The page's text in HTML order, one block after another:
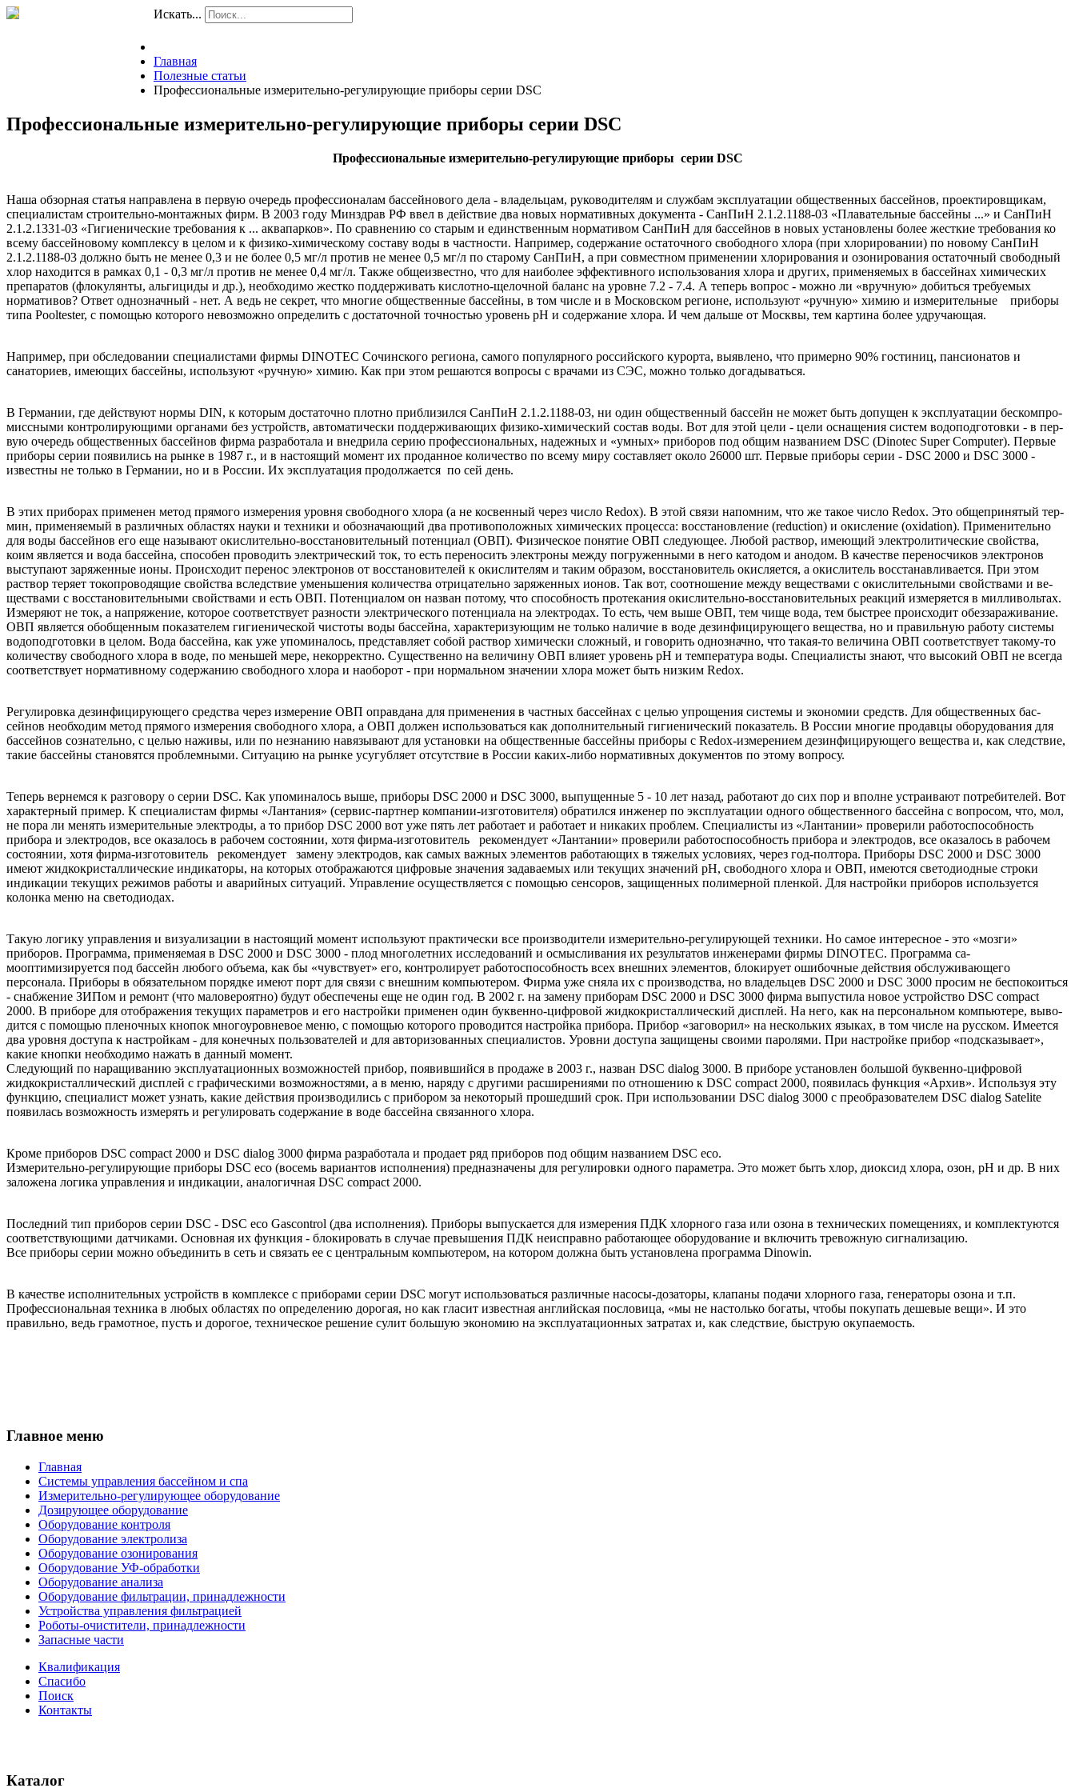
Искать...
Главная
Полезные статьи
Профессиональные измерительно-регулирующие приборы серии DSC
Профессиональные измерительно-регулирующие приборы серии DSC
Профессиональные измерительно-регулирующие приборы серии DSC
Наша обзорная статья направ­лена в первую очередь професси­оналам бассейнового дела - вла­дельцам, руководителям и служ­бам эксплуатации общественных бассейнов, проектировщикам,
специалистам строительно-мон­тажных фирм. В 2003 году Минздрав РФ ввел в действие два новых нормативных докумен­та - СанПиН 2.1.2.1188-03 «Плава­тельные бассейны ...» и СанПиН
2.1.2.1331-03 «Гигиенические тре­бования к ... аквапарков». По срав­нению со старым и единствен­ным нормативом СанПиН для бассейнов в новых установлены более жесткие требования ко
все­му бассейновому комплексу в це­лом и к физико-химическому составу воды в частности. Например, содержа­ние остаточного свободного хло­ра (при хлорировании) по ново­му СанПиН
2.1.2.1188-03 должно быть не менее 0,3 и не более 0,5 мг/л против не менее 0,5 мг/л по старому СанПиН, а при совмест­ном применении хлорирования и озонирования остаточный сво­бодный
хлор находится в рамках 0,1 - 0,3 мг/л против не менее 0,4 мг/л. Также общеизвестно, что для наиболее эффективного исполь­зования хлора и других, применя­емых в бассейнах химических
препаратов (флокулянты, альгициды и др.), необходимо жестко поддерживать кислотно-щелоч­ной баланс на уровне 7.2 - 7.4. А теперь вопрос - можно ли «вруч­ную» добиться требуемых
норма­тивов? Ответ однозначный - нет. А ведь не секрет, что многие об­щественные бассейны, в том чис­ле и в Московском регионе, ис­пользуют «ручную» химию и из­мерительные приборы
типа Pooltester, с помощью которого невозможно определить с доста­точной точностью уровень рН и содержание хлора. И чем дальше от Москвы, тем картина более уд­ручающая.
Например, при обследовании специалистами фирмы DINOTEC Сочинского региона, самого по­пулярного российского курорта, выявлено, что примерно 90% гос­тиниц, пансионатов и
санатори­ев, имеющих бассейны, использу­ют «ручную» химию. Как при этом решаются вопросы с врачами из СЭС, можно только догадываться.
В Германии, где действуют нормы DIN, к которым достаточ­но плотно приблизился СанПиН 2.1.2.1188-03, ни один обществен­ный бассейн не может быть допу­щен к эксплуатации бескомпро­
миссными контролирующими органами без устройств, автома­тически поддерживающих физи­ко-химический состав воды. Вот для этой цели - цели оснащения систем водоподготовки - в пер­
вую очередь общественных бас­сейнов фирма разработала и вне­дрила серию профессиональных, надежных и «умных» приборов под общим названием DSC (Dinotec Super Computer). Первые
приборы серии появились на рынке в 1987 г., и в настоящий мо­мент их проданное количество по всему миру составляет около 26000 шт. Первые приборы серии - DSC 2000 и DSC 3000 -
известны не только в Германии, но и в Рос­сии. Их эксплуатация продолжа­ется по сей день.
В этих приборах применен ме­тод прямого измерения уровня свободного хлора (а не косвен­ный через число Redox). В этой связи напомним, что же такое чис­ло Redox. Это общепринятый тер­
мин, применяемый в различных областях науки и техники и обоз­начающий два противоположных химических процесса: восстанов­ление (reduction) и окисление (oxidation). Применительно
для воды бассейнов его еще называют окислительно-восстановитель­ный потенциал (ОВП). Физичес­кое понятие ОВП следующее. Лю­бой раствор, имеющий электро­литические свойства,
коим явля­ется и вода бассейна, способен проводить электрический ток, то есть переносить электроны между погруженными в него катодом и анодом. В качестве переносчиков электронов
выступают заряжен­ные ионы. Происходит перенос электронов от восстановителей к окислителям и таким образом, восстановитель окисляется, а окислитель восстанавливается. При этом
раствор теряет токопроводящие свойства вследствие уменьшения количества отрица­тельно заряженных ионов. Так вот, соотношение между веществами с окислительными свойствами и ве­
ществами с восстановительными свойствами и есть ОВП. Потенци­алом он назван потому, что спо­собность протекания окислитель­но-восстановительных реакций измеряется в милливольтах.
Изме­ряют не ток, а напряжение, кото­рое соответствует разности элек­трического потенциала на элек­тродах. То есть, чем выше ОВП, тем чище вода, тем быстрее про­исходит обеззараживание.
ОВП является обобщенным показате­лем гигиенической чистоты воды бассейна, характеризующим не только наличие в воде дезинфи­цирующего вещества, но и пра­вильную работу системы
водоподготовки в целом. Вода бассейна, как уже упоминалось, представля­ет собой раствор химически сложный, и говорить однозначно, что такая-то величина ОВП соот­ветствует такому-то
количеству свободного хлора в воде, по мень­шей мере, некорректно. Сущест­венно на величину ОВП влияет уровень рН и температура воды. Специалисты знают, что высокий ОВП не всегда
соответствует нор­мативному содержанию свобод­ного хлора и наоборот - при нор­мальном значении хлора может быть низким Redox.
Регулировка дезинфицирую­щего средства через измерение ОВП оправдана для применения в частных бассейнах с целью упро­щения системы и экономии средств. Для общественных бас­
сейнов необходим метод прямого измерения свободного хлора, а ОВП должен использоваться как дополнительный гигиенический показатель. В России многие про­давцы оборудования для
бассей­нов сознательно, с целью наживы, или по незнанию навязывают для установки на общественные бас­сейны приборы с Redox-измерением дезинфицирующего вещес­тва и, как следствие,
такие бассей­ны становятся проблемными. Си­туацию на рынке усугубляет от­сутствие в России каких-либо нормативных документов по это­му вопросу.
Теперь вернемся к разговору о серии DSC. Как упоминалось вы­ше, приборы DSC 2000 и DSC 3000, выпущенные 5 - 10 лет на­зад, работают до сих пор и вполне устраивают потребителей. Вот
ха­рактерный пример. К специалис­там фирмы «Лантания» (сервис-партнер компании-изготовителя) обратился инженер по эксплуата­ции одного общественного бас­сейна с вопросом, что, мол,
не по­ра ли менять измерительные электроды, а то прибор DSC 2000 вот уже пять лет работает и рабо­тает и никаких проблем. Специа­листы из «Лантании» проверили работоспособность
прибора и электродов, все оказалось в рабо­чем состоянии, хотя фирма-изго­товитель рекомендует «Лантании» проверили работоспособность прибора и электродов, все оказалось в рабо­чем
состоянии, хотя фирма-изго­товитель рекомендует замену электродов, как самых важных элементов работающих в тяже­лых условиях, через год-полтора. Приборы DSC 2000 и DSC 3000
имеют жидкокристаллические индикаторы, на которых отобра­жаются цифровые значения зада­ваемых или текущих значений рН, свободного хлора и ОВП, име­ются светодиодные строки
инди­кации текущих режимов работы и аварийных ситуаций. Управление осуществляется с помощью сен­соров, защищенных полимерной пленкой. Для настройки прибо­ров используется
колонка меню на светодиодах.
Такую логику управления и ви­зуализации в настоящий момент используют практически все про­изводители измерительно-регу­лирующей техники. Но самое ин­тересное - это «мозги»
приборов. Программа, применяемая в DSC 2000 и DSC 3000 - плод многолет­них исследований и осмыслива­ния их результатов инженерами фирмы DINOTEC. Программа са­
мооптимизируется под бассейн любого объема, как бы «чувствует» его, контролирует работоспособность всех внешних элементов, блокирует ошибочные действия обслужива­ющего
персонала. Приборы в обязательном порядке имеют порт для связи с внешним ком­пьютером. Фирма уже сняла их с производства, но владельцев DSC 2000 и DSC 3000 просим не беспо­коиться
- снабжение ЗИПом и ре­монт (что маловероятно) будут обеспечены еще не один год. В 2002 г. на замену приборам DSC 2000 и DSC 3000 фирма выпу­стила новое устройство DSC com­pact
2000. В приборе для отобра­жения текущих параметров и его настройки применен один бук­венно-цифровой жидкокристал­лический дисплей. На него, как на персональном компьютере, выво­
дится с помощью пленочных кно­пок многоуровневое меню, с по­мощью которого проводится на­стройка прибора. Прибор «заго­ворил» на нескольких языках, в том числе на русском. Имеется
два уровня доступа к настройкам - для конечных пользователей и для авторизованных специалис­тов. Уровни доступа защищены своими паролями. При настройке прибор «подсказывает»,
какие кнопки необходимо нажать в дан­ный момент.
Следующий по наращиванию эксплуатационных возможнос­тей прибор, появившийся в про­даже в 2003 г., назван DSC dialog 3000. В приборе установлен боль­шой буквенно-цифровой
жидкок­ристаллический дисплей с графи­ческими возможностями, а в ме­ню, наряду с другими расширени­ями по отношению к DSC compact 2000, появилась функция «Архив». Используя эту
функцию, специа­лист может узнать, какие действия производились с прибором за не­который прошедший срок. При использовании DSC dialog 3000 с преобразователем DSC dialog Satelite
появилась возможность измерять и регулировать содер­жание в воде бассейна связанного хлора.
Кроме приборов DSC compact 2000 и DSC dialog 3000 фирма раз­работала и продает ряд приборов под общим названием DSC eco.
Измерительно-регулирующие приборы DSC eco (восемь вариан­тов исполнения) предназначены для регулировки одного парамет­ра. Это может быть хлор, диоксид хлора, озон, рН и др. В них
зало­жена логика управления и инди­кации, аналогичная DSC compact 2000.
Последний тип приборов се­рии DSC - DSC eco Gascontrol (два исполнения). Приборы выпуска­ется для измерения ПДК хлорного газа или озона в технических помещениях, и комплектуются
соот­ветствующими датчиками. Основ­ная их функция - блокировать в случае превышения ПДК неис­правно работающее оборудова­ние и включить тревожную сигна­лизацию.
Все приборы серии можно объединить в сеть и связать ее с центральным компьютером, на котором должна быть установле­на программа Dinowin.
В качестве исполнительных устройств в комплексе с прибора­ми серии DSC могут использо­ваться различные насосы-дозато­ры, клапаны подачи хлорного га­за, генераторы озона и т.п.
Профессиональная техника в любых областях по определению дорогая, но как гласит известная английская пословица, «мы не на­столько богаты, чтобы покупать дешевые вещи». И это
правильно, ведь грамотное, пусть и дорогое, техническое решение сулит боль­шую экономию на эксплуатаци­онных затратах и, как следствие, быструю окупаемость.
Главное меню
Главная
Системы управления бассейном и спа
Измерительно-регулирующее оборудование
Дозирующее оборудование
Оборудование контроля
Оборудование электролиза
Оборудование озонирования
Оборудование УФ-обработки
Оборудование анализа
Оборудование фильтрации, принадлежности
Устройства управления фильтрацией
Роботы-очистители, принадлежности
Запасные части
Квалификация
Спасибо
Поиск
Контакты
Каталог